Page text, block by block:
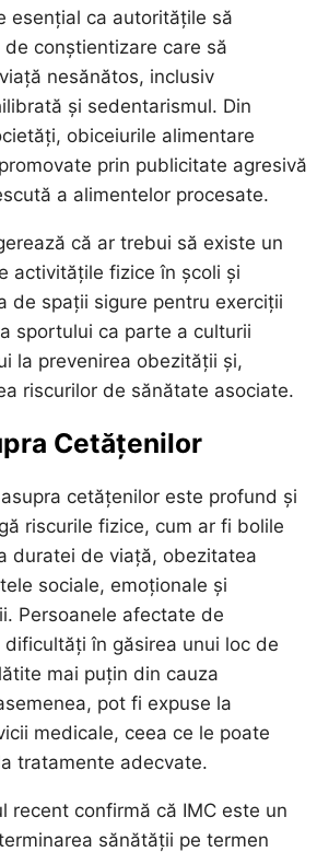
esențial ca autoritățile să
conștientizare care să
nesănătos, inclusiv
și sedentarismul. Din
obiceiurile alimentare
prin publicitate agresivă
a alimentelor procesate.
că ar trebui să existe un
activitățile fizice în școli și
de spații sigure pentru exerciții
sportului ca parte a culturii
la prevenirea obezității și,
riscurilor de sănătate asociate.
Cetățenilor
cetățenilor este profund și
riscurile fizice, cum ar fi bolile
duratei de viață, obezitatea
sociale, emoționale și
Persoanele afectate de
în găsirea unui loc de
mai puțin din cauza
pot fi expuse la
medicale, ceea ce le poate
tratamente adecvate.
recent confirmă că IMC este un
sănătății pe termen